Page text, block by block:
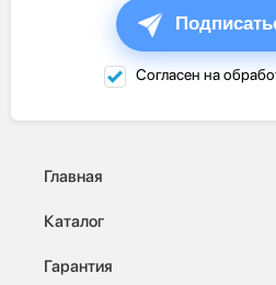
Согласен на
Главная
Каталог
Гарантия